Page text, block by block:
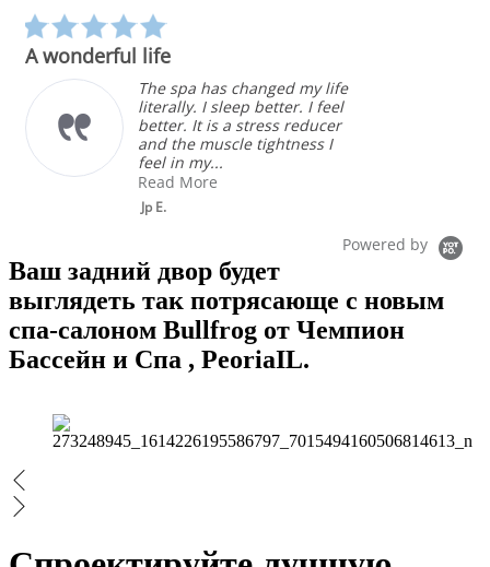
rating
A wonderful life
The spa has changed my life
literally. I sleep better. I feel
better. It is a stress reducer
and the muscle tightness I
feel in my...
Read More
Jp E.
Powered by
Ваш задний двор будет
выглядеть так потрясающе с новым
спа-салоном Bullfrog от Чемпион
Бассейн и Спа , PeoriaIL.